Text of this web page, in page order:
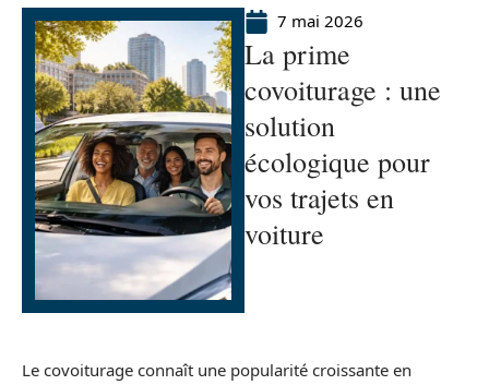
7 mai 2026
La prime
covoiturage : une
solution
écologique pour
vos trajets en
voiture
Le covoiturage connaît une popularité croissante en